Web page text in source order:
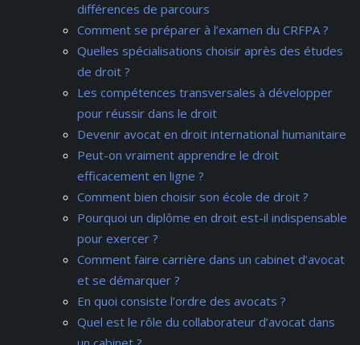
différences de parcours
Comment se préparer à l’examen du CRFPA ?
Quelles spécialisations choisir après des études
de droit ?
Les compétences transversales à développer
pour réussir dans le droit
Devenir avocat en droit international humanitaire
Peut-on vraiment apprendre le droit
efficacement en ligne ?
Comment bien choisir son école de droit ?
Pourquoi un diplôme en droit est-il indispensable
pour exercer ?
Comment faire carrière dans un cabinet d’avocat
et se démarquer ?
En quoi consiste l’ordre des avocats ?
Quel est le rôle du collaborateur d’avocat dans